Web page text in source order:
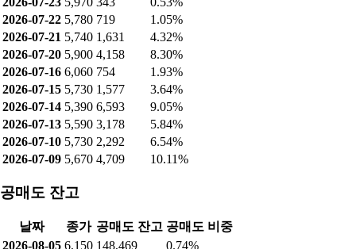
2026-07-22 5,780 719
1.05%
2026-07-21 5,740 1,631
4.32%
2026-07-20 5,900 4,158
8.30%
2026-07-16 6,060 754
1.93%
2026-07-15 5,730 1,577
3.64%
2026-07-14 5,390 6,593
9.05%
2026-07-13 5,590 3,178
5.84%
2026-07-10 5,730 2,292
6.54%
2026-07-09 5,670 4,709 10.11%
공매도 잔고
날짜 종가 공매도 잔고 공매도 비중
2026-08-05 6,150 148,469
0.74%